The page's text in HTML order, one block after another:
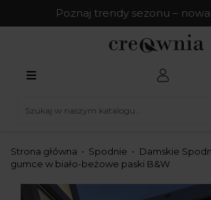
Poznaj trendy sezonu –
Strona główna Spodnie
Damskie
gumce w biało-beżowe paski B&W